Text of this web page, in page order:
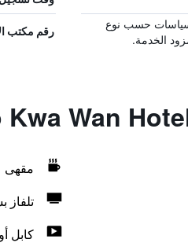
حسب نوع
الخدمة.
رقم مكتب
مقهى
كابل